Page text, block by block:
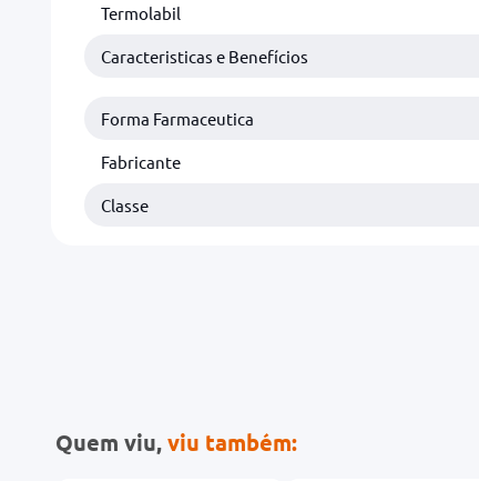
Termolabil
Caracteristicas e Benefícios
Forma Farmaceutica
Fabricante
Classe
Quem viu,viu também: